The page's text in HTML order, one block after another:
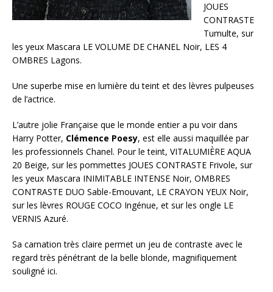
JOUES
CONTRASTE
Tumulte, sur
les yeux Mascara LE VOLUME DE CHANEL Noir, LES 4
OMBRES Lagons.
Une superbe mise en lumière du teint et des lèvres pulpeuses
de l’actrice.
L’autre jolie Française que le monde entier a pu voir dans
Harry Potter, Clémence Poesy, est elle aussi maquillée par
les professionnels Chanel. Pour le teint, VITALUMIÈRE AQUA
20 Beige, sur les pommettes JOUES CONTRASTE Frivole, sur
les yeux Mascara INIMITABLE INTENSE Noir, OMBRES
CONTRASTE DUO Sable-Emouvant, LE CRAYON YEUX Noir,
sur les lèvres ROUGE COCO Ingénue, et sur les ongle LE
VERNIS Azuré.
Sa carnation très claire permet un jeu de contraste avec le
regard très pénétrant de la belle blonde, magnifiquement
souligné ici.